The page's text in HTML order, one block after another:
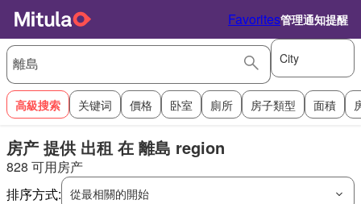
Favorites管理通知提醒
City
高級搜索 关键词 價格 卧室 廁所 房子類型 面積
房产 提供 出租 在 離島 region
828 可用房产
排序方式: 從最相關的開始